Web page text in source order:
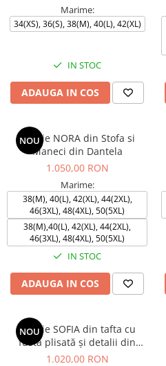
Marime:
34(XS), 36(S), 38(M), 40(L), 42(XL)
IN STOC
ADAUGA IN COS
NOU
Rochie NORA din Stofa si
Maneci din Dantela
1.050,00 RON
Marime:
38(M), 40(L), 42(XL), 44(2XL),
46(3XL), 48(4XL), 50(5XL)
38(M),40(L), 42(XL), 44(2XL),
46(3XL), 48(4XL), 50(5XL)
IN STOC
ADAUGA IN COS
NOU
Rochie SOFIA din tafta cu
fustă plisată și detalii din
dantelă
1.020,00 RON